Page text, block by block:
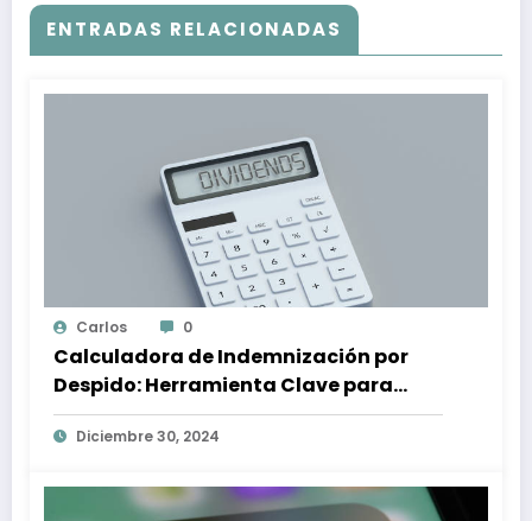
ENTRADAS RELACIONADAS
Carlos 0
Calculadora de Indemnización por
Despido: Herramienta Clave para
Proteger tus Derechos Laborales
Diciembre 30, 2024